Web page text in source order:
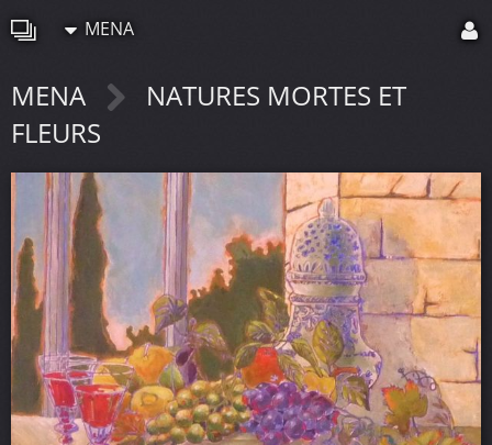
MENA
MENA
NATURES MORTES ET
FLEURS